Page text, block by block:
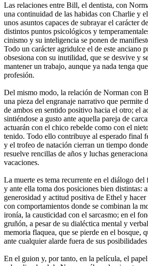
Las relaciones entre Bill, el dentista, con
una continuidad de las habidas con Charlie y
unos asuntos capaces de subrayar el carácter
distintos puntos psicológicos y
cinismo y su inteligencia se ponen de
Todo un carácter agridulce el de este anciano
obsesiona con su inutilidad, que se desvive y
mantener un trabajo, aunque ya nada tenga
profesión.
Del mismo modo, la relación de Norman con
una pieza del engranaje narrativo que permite
de ambos en sentido positivo hacia el otro; el
sintiéndose a gusto ante aquella pareja de
actuarán con el chico rebelde como con el
tenido. Todo ello contribuye al esperado final
y el trofeo de natación cierran un tiempo
resuelve rencillas de años y luchas
vacaciones.
La muerte es tema recurrente en el diálogo
y ante ella toma dos posiciones bien distintas:
generosidad y actitud positiva de Ethel y hacer
con comportamientos donde se combinan la
ironía, la causticidad con el sarcasmo; en el
gruñón, a pesar de su dialéctica mental y
memoria flaquea, que se pierde en el bosque,
ante cualquier alarde fuera de sus
En el guion y, por tanto, en la película, el